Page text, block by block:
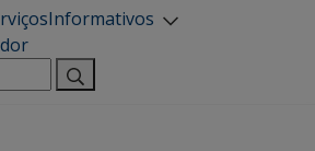
Informativos